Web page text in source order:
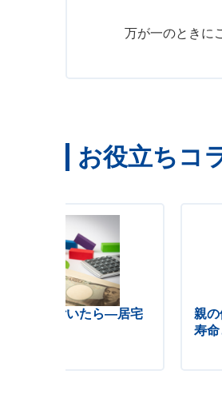
万が一のときに
お役立ちコ
変化に気付いたら―居宅
親
寿